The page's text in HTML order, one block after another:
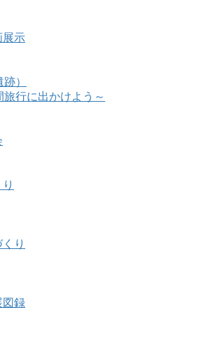
展示
）
行に出かけよう～
り
図録